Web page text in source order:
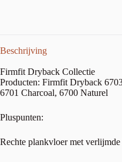
Beschrijving
Firmfit Dryback Collectie
Producten: Firmfit Dryback
6701 Charcoal, 6700 Naturel
Pluspunten:
Rechte plankvloer met